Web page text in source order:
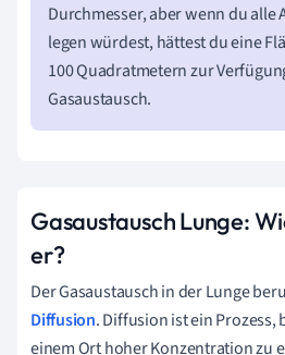
Durchmesser, aber wenn du alle
legen würdest, hättest du eine
100 Quadratmetern zur
Gasaustausch.
Gasaustausch Lunge:
er?
Der Gasaustausch in der Lunge
Diffusion. Diffusion ist ein Prozess,
einem Ort hoher Konzentration zu